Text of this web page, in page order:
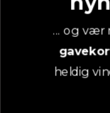
Pinterest
... og vær
heldig